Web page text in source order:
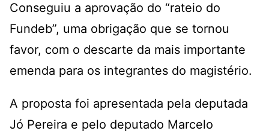
Conseguiu a aprovação do “rateio do
Fundeb”, uma obrigação que se tornou
favor, com o descarte da mais importante
emenda para os integrantes do magistério.
A proposta foi apresentada pela deputada
Jó Pereira e pelo deputado Marcelo